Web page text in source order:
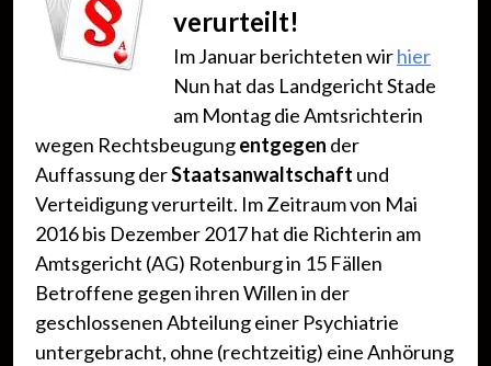
verurteilt!
Im Januar berichteten wirhier
Nun hat das Landgericht Stade
am Montag die Amtsrichterin
wegen Rechtsbeugungentgegen der
Auffassung derStaatsanwaltschaft und
Verteidigung verurteilt. Im Zeitraum von Mai
2016 bis Dezember 2017 hat die Richterin am
Amtsgericht (AG) Rotenburg in 15 Fällen
Betroffene gegen ihren Willen in der
geschlossenen Abteilung einer Psychiatrie
untergebracht, ohne (rechtzeitig) eine Anhörung